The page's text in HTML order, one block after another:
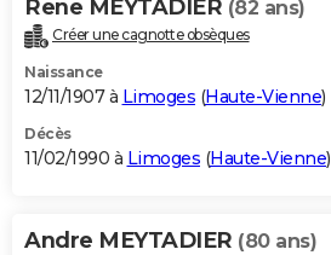
Rene MEYTADIER (82 ans)
Créer une cagnotte obsèques
Naissance
12/11/1907 à Limoges (Haute-Vienne)
Décès
11/02/1990 à Limoges (Haute-Vienne)
Andre MEYTADIER (80 ans)